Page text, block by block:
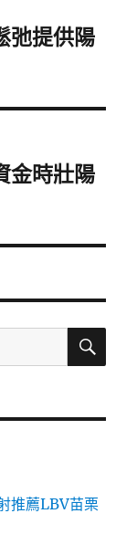
弛提供陽
金時壯陽
搜
推薦LBV苗栗